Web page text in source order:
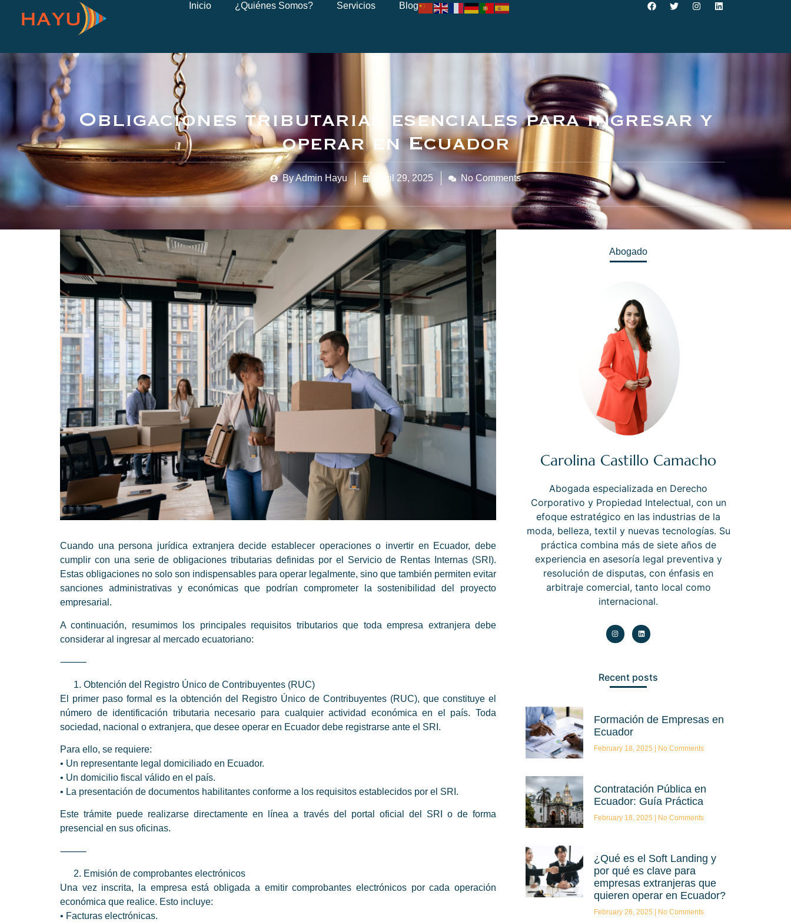
Inicio ¿Quiénes Somos? Servicios Blog
Obligaciones tributarias esenciales para ingresar y
operar en Ecuador
ByAdmin Hayu April 29, 2025 No Comments
Cuando una persona jurídica extranjera decide establecer operaciones o invertir en Ecuador, debe
cumplir con una serie de obligaciones tributarias definidas por el Servicio de Rentas Internas (SRI).
Estas obligaciones no solo son indispensables para operar legalmente, sino que también permiten evitar
sanciones administrativas y económicas que podrían comprometer la sostenibilidad del proyecto
empresarial.
A continuación, resumimos los principales requisitos tributarios que toda empresa extranjera debe
considerar al ingresar al mercado ecuatoriano:
⸻
Obtención del Registro Único de Contribuyentes (RUC)
El primer paso formal es la obtención del Registro Único de Contribuyentes (RUC), que constituye el
número de identificación tributaria necesario para cualquier actividad económica en el país. Toda
sociedad, nacional o extranjera, que desee operar en Ecuador debe registrarse ante el SRI.
Para ello, se requiere:
• Un representante legal domiciliado en Ecuador.
• Un domicilio fiscal válido en el país.
• La presentación de documentos habilitantes conforme a los requisitos establecidos por el SRI.
Este trámite puede realizarse directamente en línea a través del portal oficial del SRI o de forma
presencial en sus oficinas.
⸻
Emisión de comprobantes electrónicos
Una vez inscrita, la empresa está obligada a emitir comprobantes electrónicos por cada operación
económica que realice. Esto incluye:
• Facturas electrónicas.
Abogado
Carolina Castillo Camacho
Abogada especializada en Derecho
Corporativo y Propiedad Intelectual, con un
efoque estratégico en las industrias de la
moda, belleza, textil y nuevas tecnologías. Su
práctica combina más de siete años de
experiencia en asesoría legal preventiva y
resolución de disputas, con énfasis en
arbitraje comercial, tanto local como
internacional.
Recent posts
Formación de Empresas en
Ecuador
February 18, 2025 No Comments
Contratación Pública en
Ecuador: Guía Práctica
February 18, 2025 No Comments
¿Qué es el Soft Landing y
por qué es clave para
empresas extranjeras que
quieren operar en Ecuador?
February 26, 2025 No Comments